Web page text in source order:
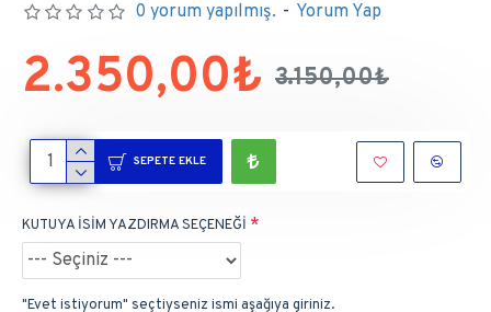
0 yorum yapılmış. - Yorum Yap
2.350,00₺ 3.150,00₺
KUTUYA İSİM YAZDIRMA SEÇENEĞİ
"Evet istiyorum" seçtiyseniz ismi aşağıya giriniz.
SEPETE EKLE